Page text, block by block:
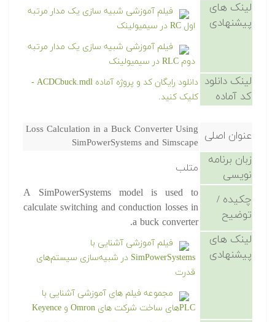
لینک های
پیشنهادی
فیلم آموزشی شبیه سازی یک مدار مرتبه
اول RC در سیمیولینک
فیلم آموزشی شبیه سازی یک مدار مرتبه
دوم RLC در سیمیولینک
لینک دانلود
کد آماده
دانلود رایگان کد و پروژه آماده ACDCbuck.mdl -
کلیک کنید.
عنوان اصلی Loss Calculation in a Buck Converter Using
SimPowerSystems and Simscape
زبان برنامه
نویسی
متلب
چکیده /
توضیح
A SimPowerSystems model is used to
calculate switching and conduction losses in
a buck converter.
لینک های
پیشنهادی
فیلم آموزشی آشنایی با
SimPowerSystems در شبیه‌سازی سیستم‌های
قدرت
مجموعه فیلم های آموزشی آشنایی با
PLCهای ساخت شرکت های Omron و Keyence